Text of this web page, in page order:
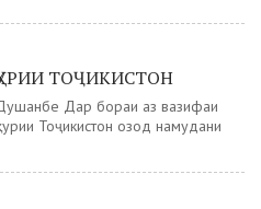
ТОҶИКИСТОН
Дар бораи аз вазифаи
Тоҷикистон озод намудани